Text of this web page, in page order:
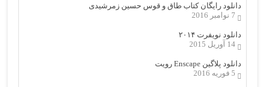
دانلود رایگان کتاب طاق و قوس حسین زمرشیدی
7 نوامبر 2016
دانلود نویفرت ۲۰۱۴
14 آوریل 2015
دانلود پلاگین Enscape رویت
5 فوریه 2016